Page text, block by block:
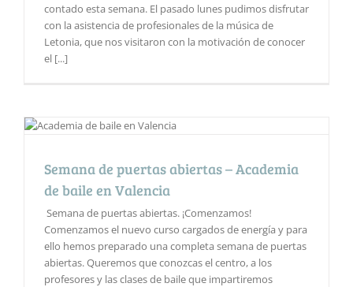
contado esta semana. El pasado lunes pudimos disfrutar
con la asistencia de profesionales de la música de
Letonia, que nos visitaron con la motivación de conocer
el [...]
Semana de puertas abiertas – Academia
de baile en Valencia
Semana de puertas abiertas. ¡Comenzamos!
Comenzamos el nuevo curso cargados de energía y para
ello hemos preparado una completa semana de puertas
abiertas. Queremos que conozcas el centro, a los
profesores y las clases de baile que impartiremos